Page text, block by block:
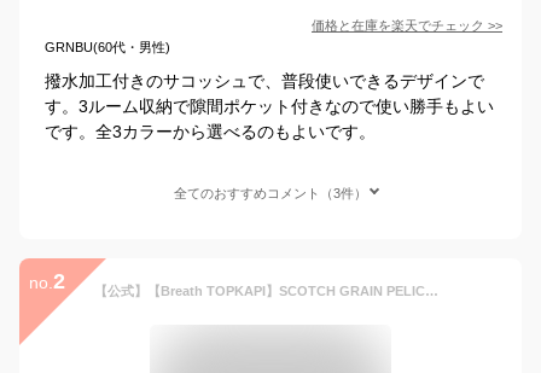
価格と在庫を楽天でチェック >>
GRNBU(60代・男性)
撥水加工付きのサコッシュで、普段使いできるデザインで
す。3ルーム収納で隙間ポケット付きなので使い勝手もよい
です。全3カラーから選べるのもよいです。
全てのおすすめコメント（3件）
no. 2 【公式】【Breath TOPKAPI】SCOTCH GRAIN PELICAN スコッチグレイン ペリカン サコッシュ ショルダー バッグ / 旅行 バッグ ブレス トプカピ レディース バック トラベル 雨 水に強い 汚れにくい はっ水 撥水 ft250121